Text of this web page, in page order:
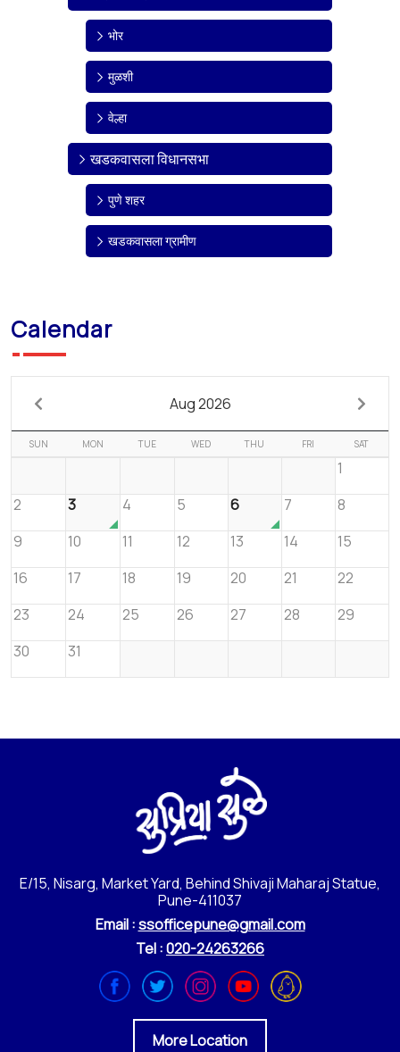
भोर
मुळशी
वेल्हा
खडकवासला विधानसभा
पुणे शहर
खडकवासला ग्रामीण
Calendar
Aug 2026
SUN MON TUE WED THU FRI SAT
1
2
3 4 5 6 7
8
9
10 11 12 13 14
15
16
17 18 19 20 21
22
23
24 25 26 27 28
29
30
31
E/15, Nisarg, Market Yard, Behind Shivaji Maharaj Statue,
Pune-411037
Email :ssofficepune@gmail.com
Tel :020-24263266
More Location